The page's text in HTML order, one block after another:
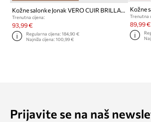
Trenutna cijena:
93,99 €
Regularna cijena:184,90 €
Najniža cijena:100,99 €
Trenutna
89,99 €
Prijavite se na naš